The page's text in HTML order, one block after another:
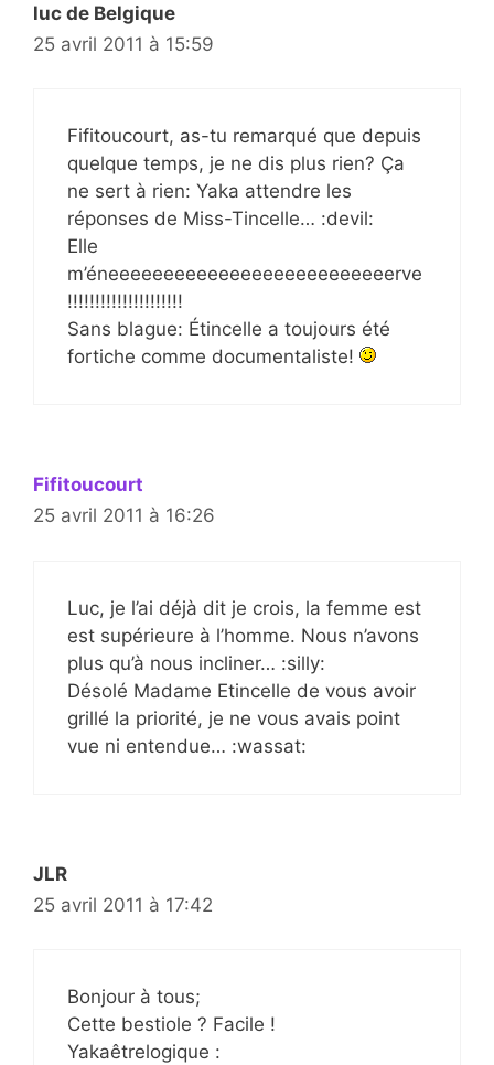
luc de Belgique
25 avril 2011 à 15:59
Fifitoucourt, as-tu remarqué que depuis
quelque temps, je ne dis plus rien? Ça
ne sert à rien: Yaka attendre les
réponses de Miss-Tincelle… :devil:
Elle
m’éneeeeeeeeeeeeeeeeeeeeeeeeeerve
!!!!!!!!!!!!!!!!!!!!!
Sans blague: Étincelle a toujours été
fortiche comme documentaliste!
Fifitoucourt
25 avril 2011 à 16:26
Luc, je l’ai déjà dit je crois, la femme est
est supérieure à l’homme. Nous n’avons
plus qu’à nous incliner… :silly:
Désolé Madame Etincelle de vous avoir
grillé la priorité, je ne vous avais point
vue ni entendue… :wassat:
JLR
25 avril 2011 à 17:42
Bonjour à tous;
Cette bestiole ? Facile !
Yakaêtrelogique :